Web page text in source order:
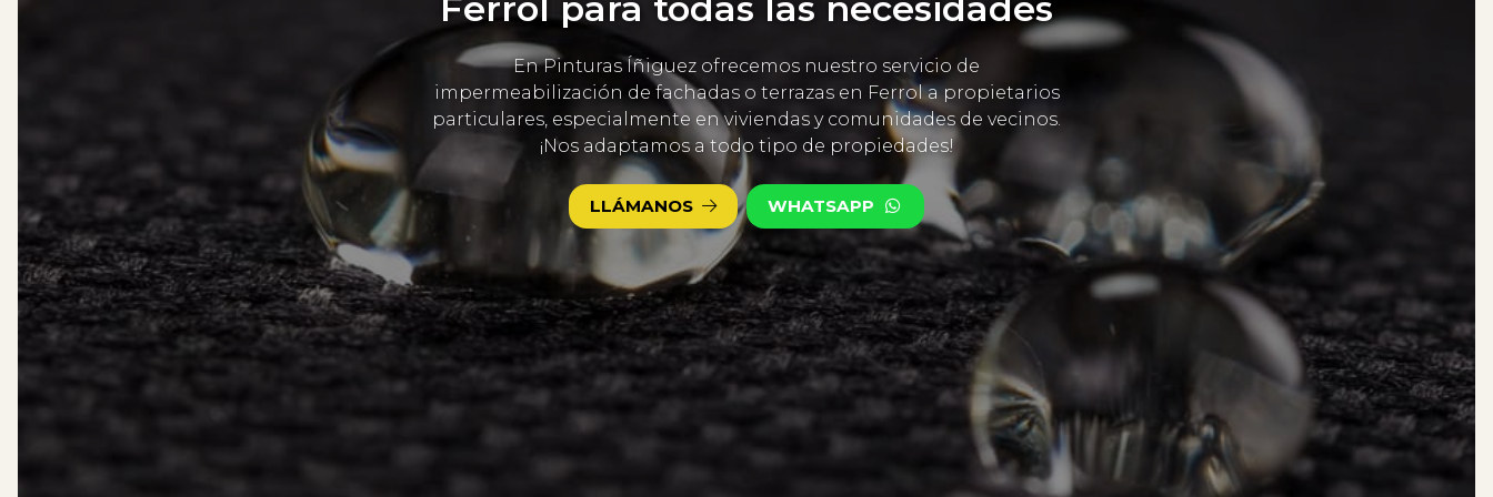
Ferrol para todas las necesidades
En Pinturas Íñiguez ofrecemos nuestro servicio de
impermeabilización de fachadas o terrazas en Ferrol a propietarios
particulares, especialmente en viviendas y comunidades de vecinos.
¡Nos adaptamos a todo tipo de propiedades!
LLÁMANOS WHATSAPP